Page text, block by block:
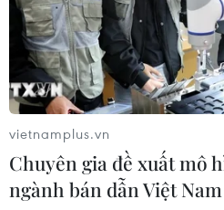
vietnamplus.vn
Chuyên gia đề xuất mô
ngành bán dẫn Việt Nam